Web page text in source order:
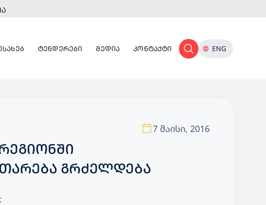
ᲢᲔᲜᲓᲔᲠᲔᲑᲘ ᲛᲔᲓᲘᲐ ᲙᲝᲜᲢᲐᲥᲢᲘ ENG
7 მაისი, 2016
ᲘᲜᲤᲠᲐᲡᲢᲠᲣᲥᲢᲣᲠᲘᲡ ᲒᲐᲜᲕᲘᲗᲐᲠᲔᲑᲐ ᲒᲠᲫᲔᲚᲓᲔᲑᲐ